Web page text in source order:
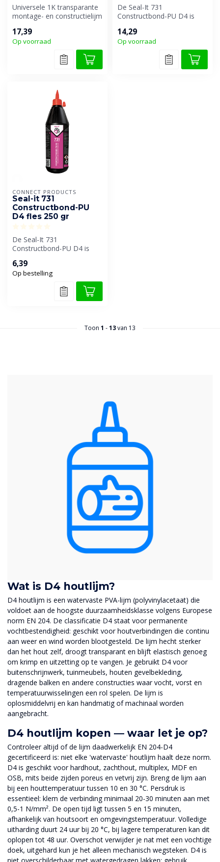
Universele 1K transparante
montage- en constructielijm
17,39
Op voorraad
De Seal-It 731
Constructbond-PU D4 is
gebaseerde lijm die sp...
14,29
Op voorraad
CONNECT PRODUCTS
Seal-it 731
Constructbond-PU
D4 fles 250 gr
De Seal-It 731
Constructbond-PU D4 is
gebaseerde lijm die sp...
6,39
Op bestelling
Toon 1 -13van 13
Wat is D4 houtlijm?
D4 houtlijm is een watervaste PVA-lijm (polyvinylacetaat) die
voldoet aan de hoogste duurzaamheidsklasse volgens Europese
norm EN 204. De classificatie D4 staat voor permanente
vochtbestendigheid: geschikt voor houtverbindingen die continu
aan weer en wind worden blootgesteld. De lijm hecht sterker
dan het hout zelf, droogt transparant en blijft elastisch genoeg
om krimp en uitzetting op te vangen. Je gebruikt D4 voor
buitenschrijnwerk, tuinmeubels, houten gevelbekleding,
dragende balken en andere constructies waar vocht, vorst en
temperatuurwisselingen een rol spelen. De lijm is
oplosmiddelvrij en kan handmatig of machinaal worden
aangebracht.
D4 houtlijm kopen — waar let je op?
Controleer altijd of de lijm daadwerkelijk EN 204-D4
gecertificeerd is: niet elke 'watervaste' houtlijm haalt deze norm.
D4 is geschikt voor hardhout, zachthout, multiplex, MDF en
OSB, mits beide zijden poreus en vetvrij zijn. Breng de lijm aan
bij een houttemperatuur tussen 10 en 30 °C. Persdruk is
essentieel: klem de verbinding minimaal 20-30 minuten aan met
0,5-1 N/mm². De open tijd ligt tussen 5 en 15 minuten,
afhankelijk van houtsoort en omgevingstemperatuur. Volledige
uitharding duurt 24 uur bij 20 °C, bij lagere temperaturen kan dit
oplopen tot 48 uur. Overschot verwijder je nat met een vochtige
doek, uitgehard kun je het alleen mechanisch wegsteken. D4 is